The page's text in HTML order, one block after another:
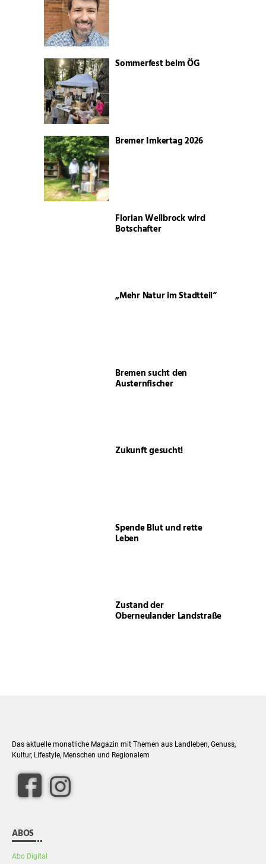
Sommerfest beim ÖG
Bremer Imkertag 2026
Florian Wellbrock wird
Botschafter
„Mehr Natur im Stadtteil“
Bremen sucht den
Austernfischer
Zukunft gesucht!
Spende Blut und rette
Leben
Zustand der
Oberneulander Landstraße
Das aktuelle monatliche Magazin mit Themen aus Landleben, Genuss,
Kultur, Lifestyle, Menschen und Regionalem
facebook
Instagram
ABOS
Abo Digital